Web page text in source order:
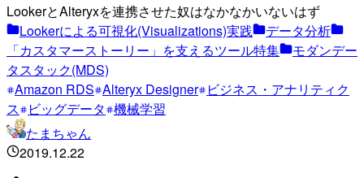
LookerとAlteryxを連携させた奴はなかなかいないはず
Lookerによる可視化(Visualizations)実践
データ分析
「カスタマーストーリー」を支えるツール特集
モダンデー
タスタック(MDS)
Amazon RDS Alteryx Designer ビジネス・アナリティク
ス
ビッグデータ 機械学習
たまちゃん
2019.12.22